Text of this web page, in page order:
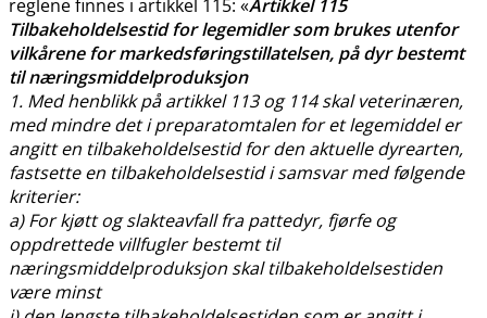
reglene finnes i artikkel 115: «Artikkel 115
Tilbakeholdelsestid for legemidler som brukes utenfor
vilkårene for markedsføringstillatelsen, på dyr bestemt
til næringsmiddelproduksjon
1. Med henblikk på artikkel 113 og 114 skal veterinæren,
med mindre det i preparatomtalen for et legemiddel er
angitt en tilbakeholdelsestid for den aktuelle dyrearten,
fastsette en tilbakeholdelsestid i samsvar med følgende
kriterier:
a) For kjøtt og slakteavfall fra pattedyr, fjørfe og
oppdrettede villfugler bestemt til
næringsmiddelproduksjon skal tilbakeholdelsestiden
være minst